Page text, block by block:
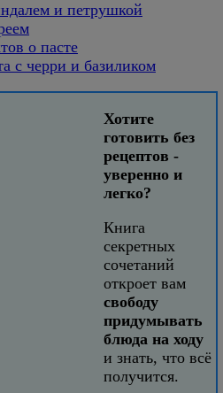
и петрушкой
о пасте
с черри и базиликом
Хотите
готовить без
рецептов -
уверенно и
легко?
Книга
секретных
сочетаний
откроет вам
свободу
придумывать
блюда на ходу
и знать, что всё
получится.